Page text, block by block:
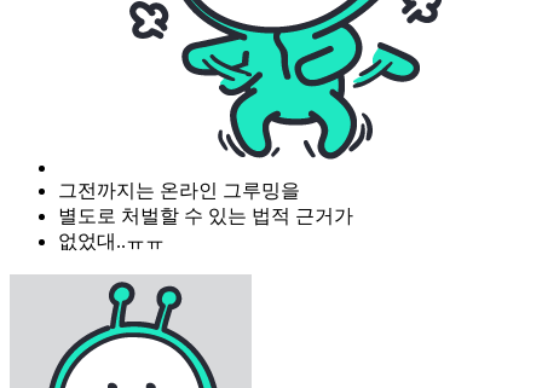
그전까지는 온라인 그루밍을
별도로 처벌할 수 있는 법적 근거가
없었대..ㅠㅠ